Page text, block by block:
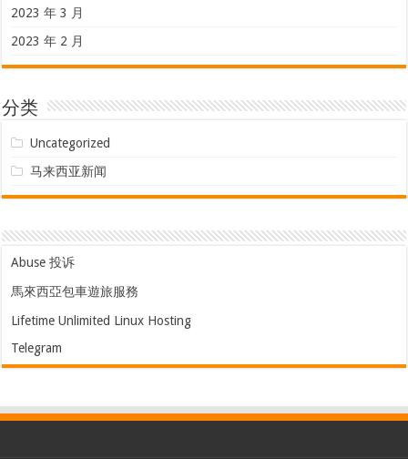
2023 年 3 月
2023 年 2 月
分类
Uncategorized
马来西亚新闻
Abuse 投诉
馬來西亞包車遊旅服務
Lifetime Unlimited Linux Hosting
Telegram